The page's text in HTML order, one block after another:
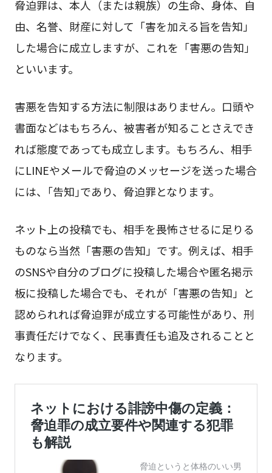
脅迫罪は、本人（または親族）の生命、身体、自
由、名誉、財産に対して「害を加える旨を告知」
した場合に成立しますが、これを「害悪の告知」
といいます。
害悪を告知する方法に制限はありません。口頭や
書面などはもちろん、被害者が知ることさえでき
れば態度であっても成立します。もちろん、相手
にLINEやメールで脅迫のメッセージを送った場合
には、｢告知｣であり、脅迫罪となります。
ネット上の投稿でも、相手を畏怖させるに足りる
ものなら当然「害悪の告知」です。例えば、相手
のSNSや自分のブログに投稿した場合や匿名掲示
板に投稿した場合でも、それが「害悪の告知」と
認められれば脅迫罪が成立する可能性があり、刑
事責任だけでなく、民事責任も追及されることと
なります。